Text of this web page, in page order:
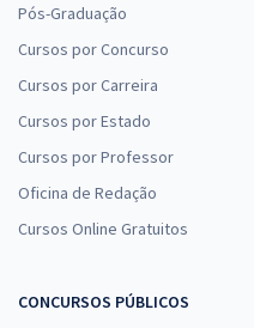
Pós-Graduação
Cursos por Concurso
Cursos por Carreira
Cursos por Estado
Cursos por Professor
Oficina de Redação
Cursos Online Gratuitos
CONCURSOS PÚBLICOS